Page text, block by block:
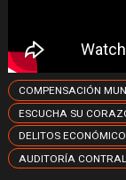
COMPENSACIÓN
ESCUCHA SU
DELITOS
AUDITORÍA